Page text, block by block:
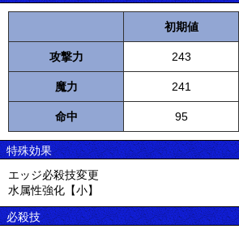
初期値
攻撃力 243
魔力 241
命中 95
特殊効果
エッジ必殺技変更
水属性強化【小】
必殺技